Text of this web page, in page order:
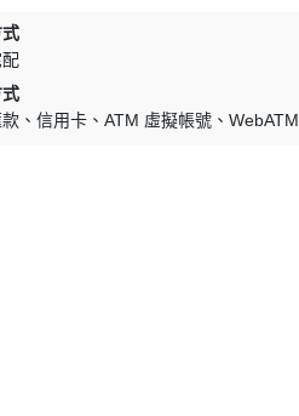
信用卡 ATM 虛擬帳號 WebATM